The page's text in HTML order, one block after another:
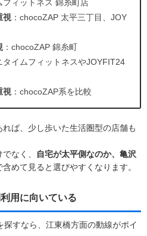
フィットネス 錦糸町店
視 ：chocoZAP 太平三丁目、JOY
：chocoZAP 錦糸町
タイムフィットネスやJOYFIT24
視 ：chocoZAP系を比較
ば、少し歩いた生活圏型の店舗も
なく、
自宅が太平側なのか、亀沢
含めて見ると選びやすくなります。
用に向いている
すなら、江東橋方面の動線がポイ